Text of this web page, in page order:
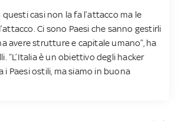
questi casi non la fa l’attacco ma le
Ci sono Paesi che sanno gestirli
avere strutture e capitale umano”, ha
“L’Italia è un obiettivo degli hacker
i Paesi ostili, ma siamo in buona